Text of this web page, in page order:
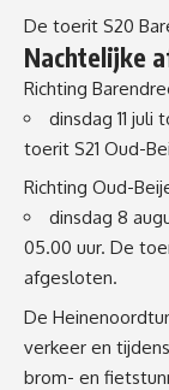
De toerit S20
Nachtelijke
Richting
dinsdag 11 juli
toerit S21 Oud-
Richting Oud-
dinsdag 8
05.00 uur. De
afgesloten.
De
verkeer en
brom- en